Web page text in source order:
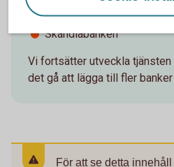
SEB
Skandiabanken
Vi fortsätter utveckla
det gå att lägga till fler
För att se detta